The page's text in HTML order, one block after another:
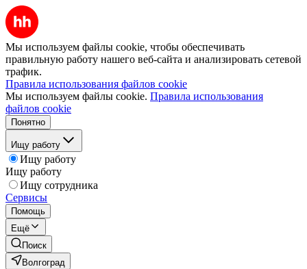
Мы используем файлы cookie, чтобы обеспечивать
правильную работу нашего веб-сайта и анализировать сетевой
трафик.
Правила использования файлов cookie
Мы используем файлы cookie. Правила использования
файлов cookie
Понятно
Ищу работу
Ищу работу
Ищу работу
Ищу сотрудника
Сервисы
Помощь
Ещё
Поиск
Волгоград